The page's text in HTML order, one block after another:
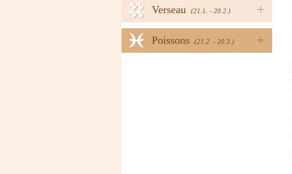
+
Verseau (21.1. - 20.2.)
k
+
Poissons (21.2. - 20.3.)
l